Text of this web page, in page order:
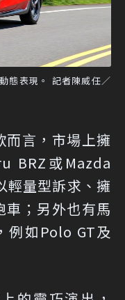
態表現。 記者陳威任／
而言，市場上擁
BRZ或Mazda
輕量型訴求、擁
車；另外也有馬
例如Polo GT及